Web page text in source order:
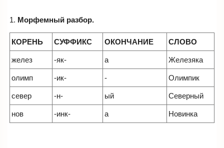
1. Морфемный разбор.
КОРЕНЬ СУФФИКС ОКОНЧАНИЕ СЛОВО
желез -як- а Железяка
олимп -ик- - Олимпик
север -н- ый Северный
нов -инк- а Новинка